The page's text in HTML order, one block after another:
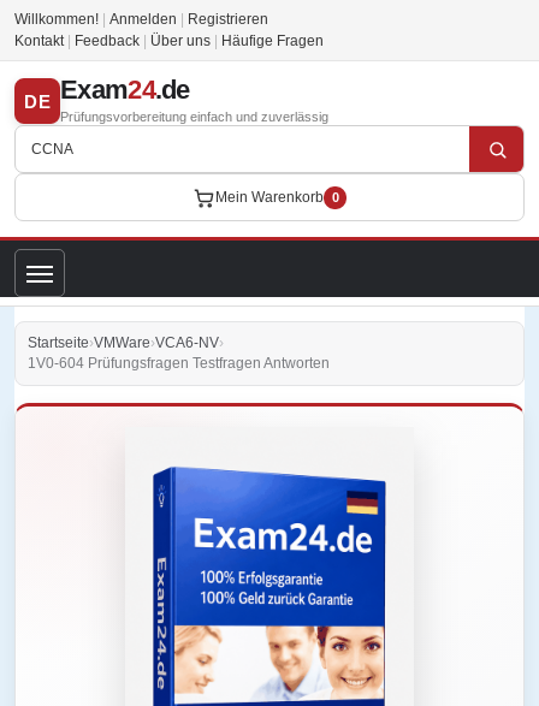
Willkommen! Anmelden
Registrieren
Kontakt
Feedback Über uns Häufige Fragen
DE Exam24.de
Prüfungsvorbereitung einfach und zuverlässig
Mein Warenkorb 0
Startseite›VMWare›VCA6-NV›
1V0-604 Prüfungsfragen Testfragen Antworten